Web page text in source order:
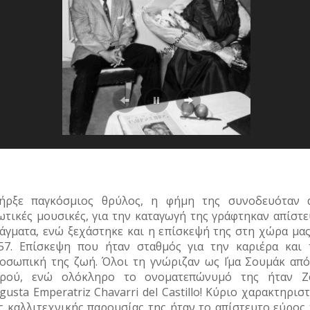
παγκόσμιος θρύλος, η φήμη της συνοδευόταν
μουσικές, για την καταγωγή της γράφτηκαν
ενώ ξεχάστηκε και η επίσκεψή της στη χώρα
Επίσκεψη που ήταν σταθμός για την καριέρα και
της ζωή. Όλοι τη γνώριζαν ως ΄Ιμα Σουμάκ
ενώ ολόκληρο το ονοματεπώνυμό της ήταν
Emperatriz Chavarri del Castillo! Κύριο